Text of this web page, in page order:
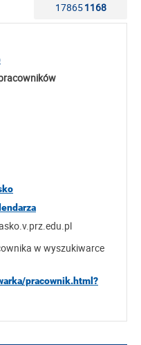
178651168
w wyszukiwarce
pracownik.html?